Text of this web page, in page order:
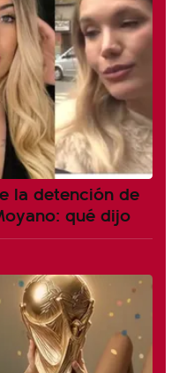
la detención de
qué dijo